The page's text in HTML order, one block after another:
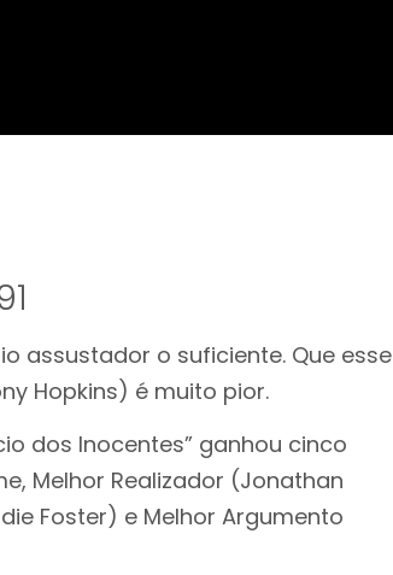
assustador o suficiente. Que esse
Hopkins) é muito pior.
dos Inocentes” ganhou cinco
Melhor Realizador (Jonathan
Foster) e Melhor Argumento